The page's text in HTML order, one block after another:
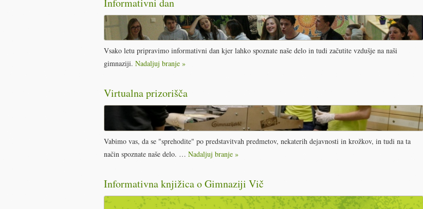
Informativni dan
Vsako letu pripravimo informativni dan kjer lahko spoznate naše delo in tudi začutite vzdušje na naši
gimnaziji. Nadaljuj branje »
Virtualna prizorišča
Vabimo vas, da se "sprehodite" po predstavitvah predmetov, nekaterih dejavnosti in krožkov, in tudi na ta
način spoznate naše delo. … Nadaljuj branje »
Informativna knjižica o Gimnaziji Vič